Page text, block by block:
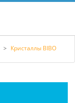
> Кристаллы BIBO